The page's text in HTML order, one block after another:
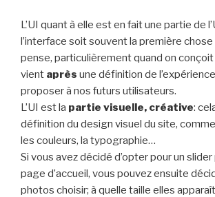
L’UI quant à elle est en fait une partie de
l’interface soit souvent la première chose
pense, particulièrement quand on conçoit
vient après une définition de
proposer à nos futurs utilisateurs.
L’UI est la partie visuelle, créative:
définition du design visuel du site,
les couleurs, la typographie…
Si vous avez décidé d’opter pour un
page d’accueil, vous pouvez ensuite
photos choisir; à quelle taille elles